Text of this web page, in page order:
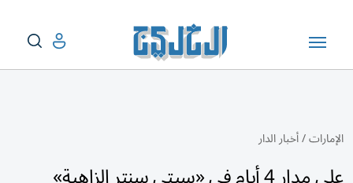
الإمارات/أخبار الدار